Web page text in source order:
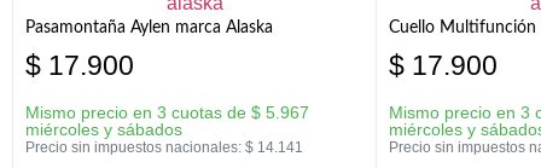
Pasamontaña Aylen marca Alaska
$ 17.900
Mismo precio en 3 cuotas de $ 5.967
miércoles y sábados
Precio sin impuestos nacionales: $ 14.141
Cuello Multifunción
$ 17.900
Mismo precio en 3
miércoles y
Precio sin impuestos